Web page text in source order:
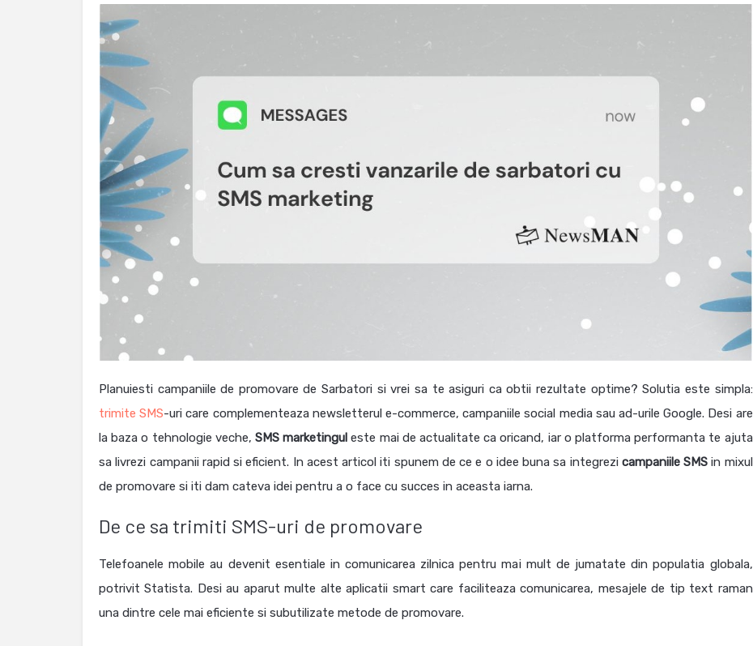
Planuiesti campaniile de promovare de Sarbatori si vrei sa te asiguri ca obtii rezultate optime? Solutia este simpla:
trimite SMS-uri care complementeaza newsletterul e-commerce, campaniile social media sau ad-urile Google. Desi are
la baza o tehnologie veche, SMS marketingul este mai de actualitate ca oricand, iar o platforma performanta te ajuta
sa livrezi campanii rapid si eficient. In acest articol iti spunem de ce e o idee buna sa integrezi campaniile SMS in mixul
de promovare si iti dam cateva idei pentru a o face cu succes in aceasta iarna.
De ce sa trimiti SMS-uri de promovare
Telefoanele mobile au devenit esentiale in comunicarea zilnica pentru mai mult de jumatate din populatia globala,
potrivit Statista. Desi au aparut multe alte aplicatii smart care faciliteaza comunicarea, mesajele de tip text raman
una dintre cele mai eficiente si subutilizate metode de promovare.